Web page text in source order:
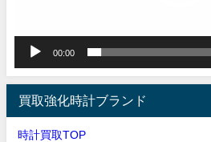
00:00
買取強化時計ブランド
時計買取TOP